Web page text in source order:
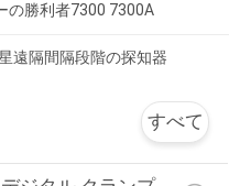
の勝利者7300 7300A
遠隔間隔段階の探知器
すべて